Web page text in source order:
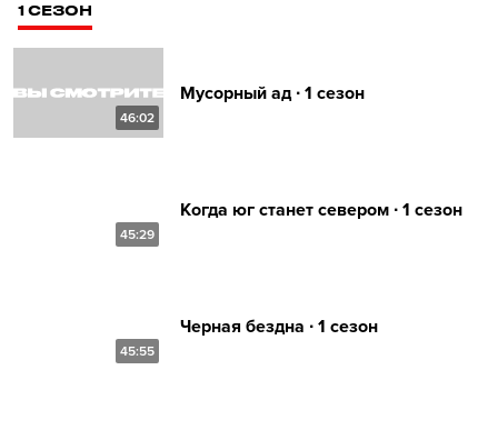
1 СЕЗОН
46:02
Мусорный ад ∙ 1 сезон
45:29
Когда юг станет севером ∙ 1 сезон
45:55
Черная бездна ∙ 1 сезон